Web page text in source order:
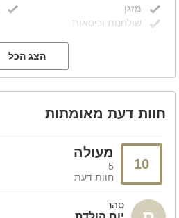
מזגן
שולחנות וכיסאות
מסיבת רווקות
מסיבת רווקים
ערבי גיבוש
מתאים למסיבות
בר/ ת מצווה
קבוצות
מסיבת שחרור
הצג הכל
חוות דעת מאומתות
10
מעולה
5
חוות דעת
סהר